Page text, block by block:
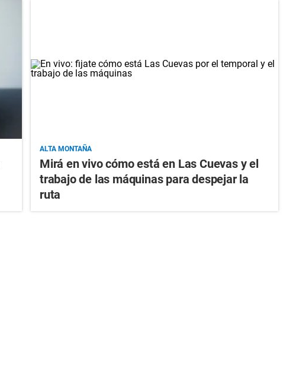
ALTA MONTAÑA
Mirá en vivo cómo está en Las Cuevas y el
trabajo de las máquinas para despejar la
ruta